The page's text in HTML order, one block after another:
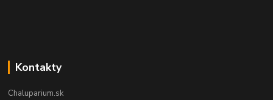
Kontakty
Chaluparium.sk